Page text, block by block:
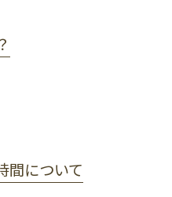
間について